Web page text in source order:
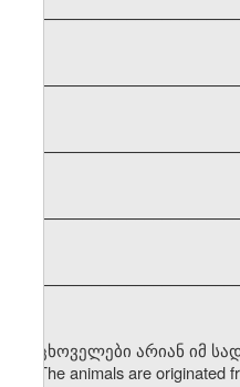
During
ბოლო
During
ბოლო
During
ბოლო
During
ბოლო
During
ცხოველები არიან იმ
The animals are originated